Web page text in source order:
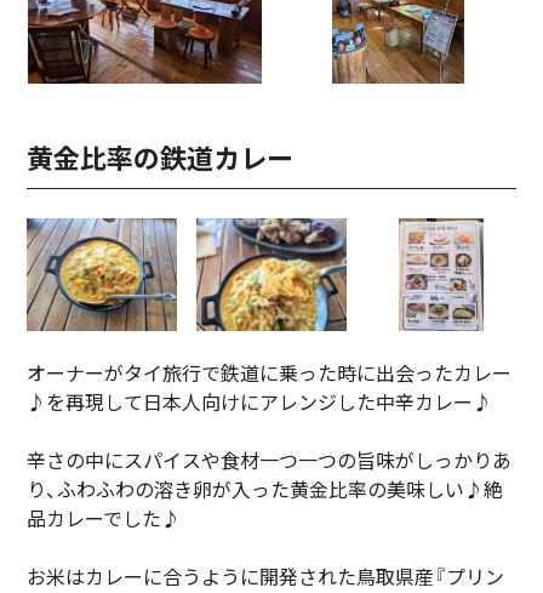
黄金比率の鉄道カレー
オーナーがタイ旅行で鉄道に乗った時に出会ったカレー
♪を再現して日本人向けにアレンジした中辛カレー♪
辛さの中にスパイスや食材一つ一つの旨味がしっかりあ
り、ふわふわの溶き卵が入った黄金比率の美味しい♪絶
品カレーでした♪
お米はカレーに合うように開発された鳥取県産『プリン